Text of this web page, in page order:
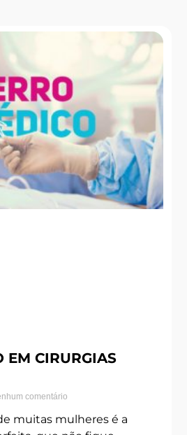
EM CIRURGIAS
comentário
muitas mulheres é a